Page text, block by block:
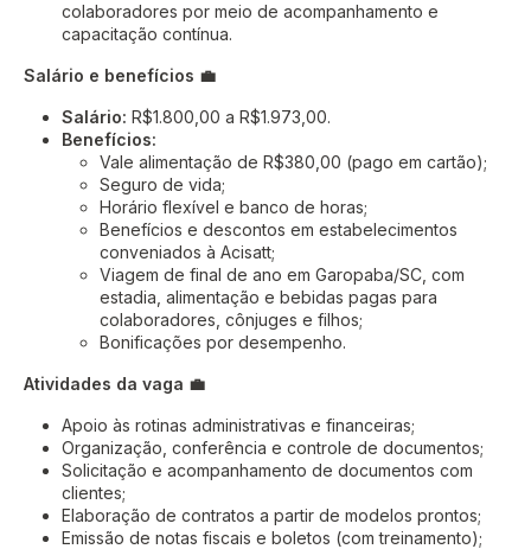
colaboradores por meio de acompanhamento e
capacitação contínua.
Salário e benefícios 💼
Salário: R$1.800,00 a R$1.973,00.
Benefícios:
Vale alimentação de R$380,00 (pago em cartão);
Seguro de vida;
Horário flexível e banco de horas;
Benefícios e descontos em estabelecimentos
conveniados à Acisatt;
Viagem de final de ano em Garopaba/SC, com
estadia, alimentação e bebidas pagas para
colaboradores, cônjuges e filhos;
Bonificações por desempenho.
Atividades da vaga 💼
Apoio às rotinas administrativas e financeiras;
Organização, conferência e controle de documentos;
Solicitação e acompanhamento de documentos com
clientes;
Elaboração de contratos a partir de modelos prontos;
Emissão de notas fiscais e boletos (com treinamento);